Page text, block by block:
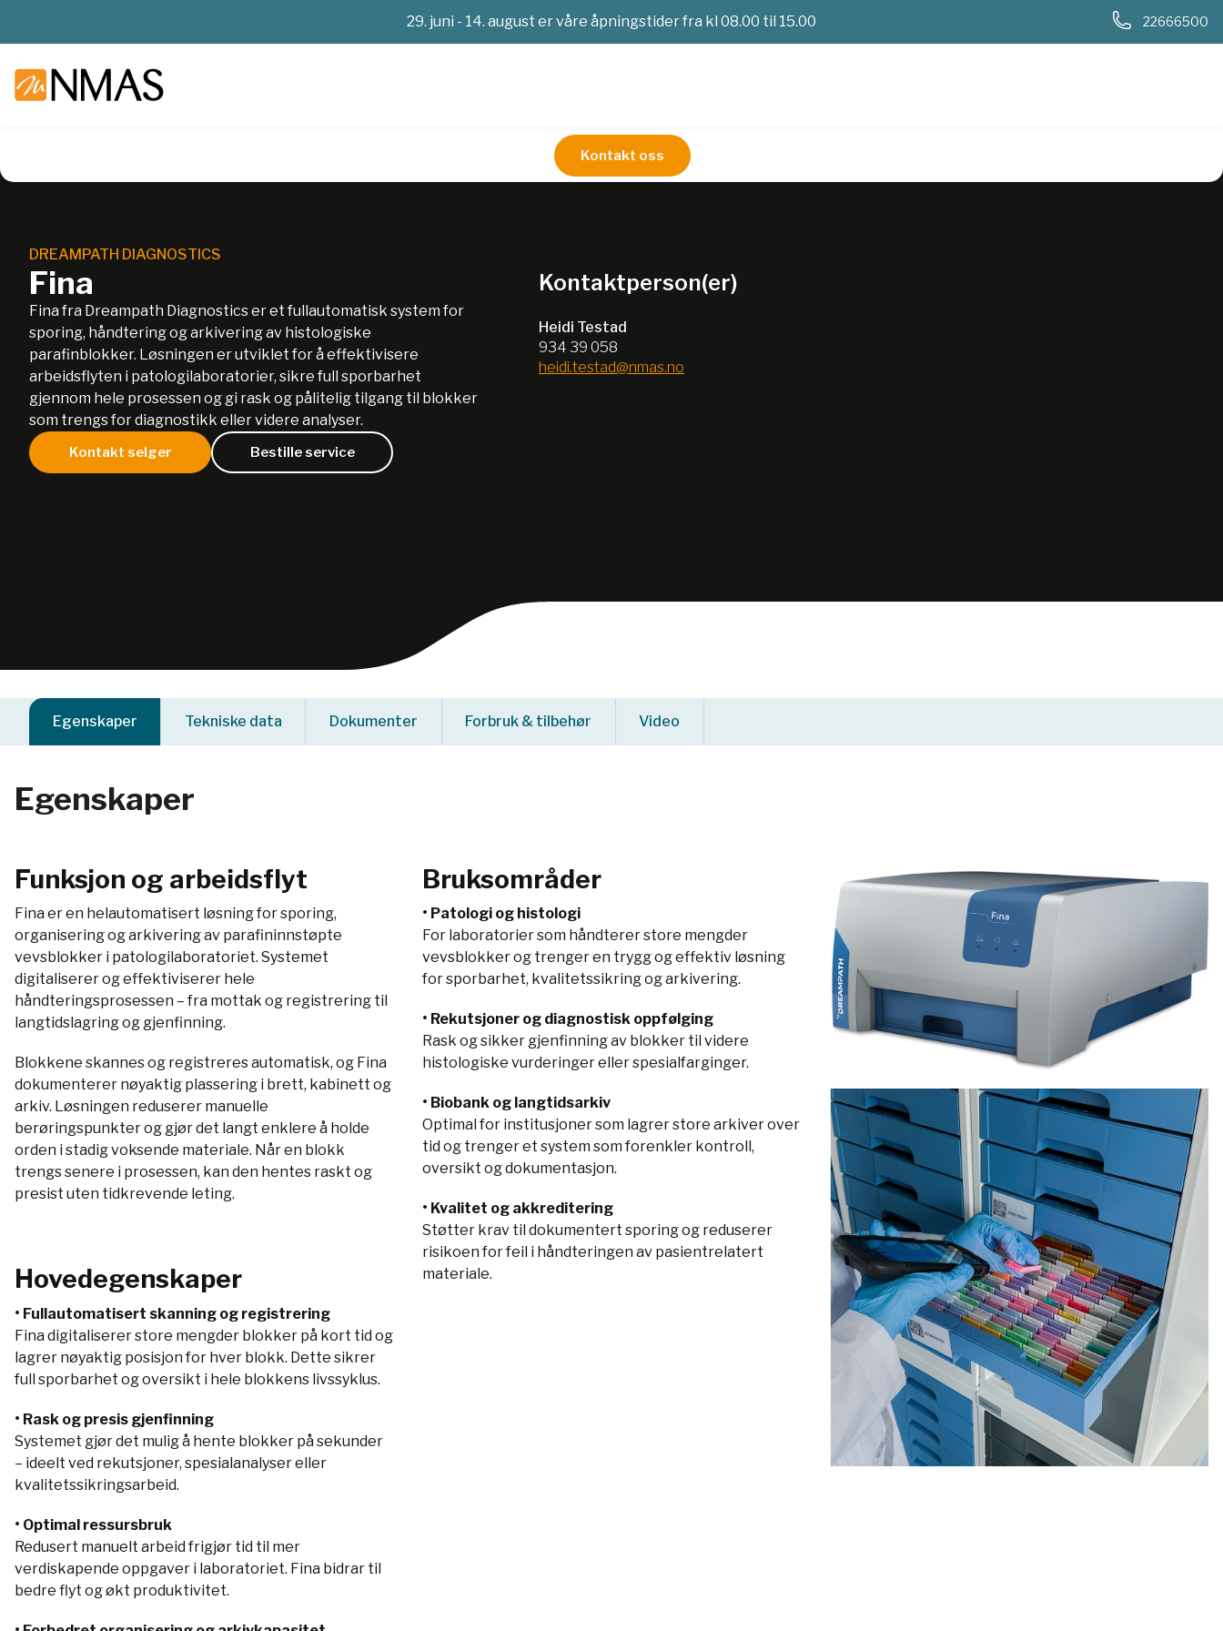
29. juni - 14. august er våre åpningstider fra kl 08.00 til 15.00 22666500
Kontakt oss
DREAMPATH DIAGNOSTICS
Fina
Fina fra Dreampath Diagnostics er et fullautomatisk system for
sporing, håndtering og arkivering av histologiske
parafinblokker. Løsningen er utviklet for å effektivisere
arbeidsflyten i patologilaboratorier, sikre full sporbarhet
gjennom hele prosessen og gi rask og pålitelig tilgang til blokker
som trengs for diagnostikk eller videre analyser.
Kontakt selger Bestille service
Kontaktperson(er)
Heidi Testad
934 39 058
heidi.testad@nmas.no
Egenskaper Tekniske data Dokumenter Forbruk & tilbehør Video
Egenskaper
Funksjon og arbeidsflyt
Fina er en helautomatisert løsning for sporing,
organisering og arkivering av parafininnstøpte
vevsblokker i patologilaboratoriet. Systemet
digitaliserer og effektiviserer hele
håndteringsprosessen – fra mottak og registrering til
langtidslagring og gjenfinning.
Blokkene skannes og registreres automatisk, og Fina
dokumenterer nøyaktig plassering i brett, kabinett og
arkiv. Løsningen reduserer manuelle
berøringspunkter og gjør det langt enklere å holde
orden i stadig voksende materiale. Når en blokk
trengs senere i prosessen, kan den hentes raskt og
presist uten tidkrevende leting.
Hovedegenskaper
• Fullautomatisert skanning og registrering
Fina digitaliserer store mengder blokker på kort tid og
lagrer nøyaktig posisjon for hver blokk. Dette sikrer
full sporbarhet og oversikt i hele blokkens livssyklus.
• Rask og presis gjenfinning
Systemet gjør det mulig å hente blokker på sekunder
– ideelt ved rekutsjoner, spesialanalyser eller
kvalitetssikringsarbeid.
• Optimal ressursbruk
Redusert manuelt arbeid frigjør tid til mer
verdiskapende oppgaver i laboratoriet. Fina bidrar til
bedre flyt og økt produktivitet.
Bruksområder
• Patologi og histologi
For laboratorier som håndterer store mengder
vevsblokker og trenger en trygg og effektiv løsning
for sporbarhet, kvalitetssikring og arkivering.
• Rekutsjoner og diagnostisk oppfølging
Rask og sikker gjenfinning av blokker til videre
histologiske vurderinger eller spesialfarginger.
• Biobank og langtidsarkiv
Optimal for institusjoner som lagrer store arkiver over
tid og trenger et system som forenkler kontroll,
oversikt og dokumentasjon.
• Kvalitet og akkreditering
Støtter krav til dokumentert sporing og reduserer
risikoen for feil i håndteringen av pasientrelatert
materiale.